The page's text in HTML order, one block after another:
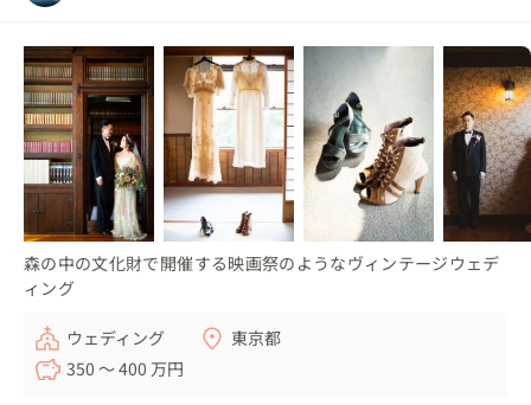
森の中の文化財で開催する映画祭のようなヴィンテージウェデ
ィング
ウェディング
東京都
350 〜 400 万円